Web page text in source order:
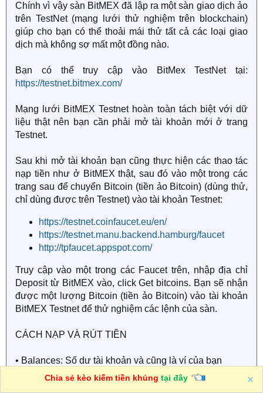
Chính vì vậy sàn BitMEX đã lập ra một sàn giao dịch ảo
trên TestNet (mạng lưới thử nghiệm trên blockchain)
giúp cho bạn có thể thoải mái thử tất cả các loại giao
dịch mà không sợ mất một đồng nào.
Bạn có thể truy cập vào BitMex TestNet tại:
https://testnet.bitmex.com/
Mạng lưới BitMEX Testnet hoàn toàn tách biệt với dữ
liệu thật nên bạn cần phải mở tài khoản mới ở trang
Testnet.
Sau khi mở tài khoản bạn cũng thực hiện các thao tác
nạp tiền như ở BitMEX thật, sau đó vào một trong các
trang sau để chuyển Bitcoin (tiền ảo Bitcoin) (dùng thử,
chỉ dùng được trên Testnet) vào tài khoản Testnet:
https://testnet.coinfaucet.eu/en/
https://testnet.manu.backend.hamburg/faucet
http://tpfaucet.appspot.com/
Truy cập vào một trong các Faucet trên, nhập địa chỉ
Deposit từ BitMEX vào, click Get bitcoins. Bạn sẽ nhận
được một lượng Bitcoin (tiền ảo Bitcoin) vào tài khoản
BitMEX Testnet để thử nghiệm các lệnh của sàn.
CÁCH NẠP VÀ RÚT TIỀN
• Balances: Số dư tài khoản và cũng là ví của bạn
Chia sẻ kèo kiếm tiền khủng tại đây